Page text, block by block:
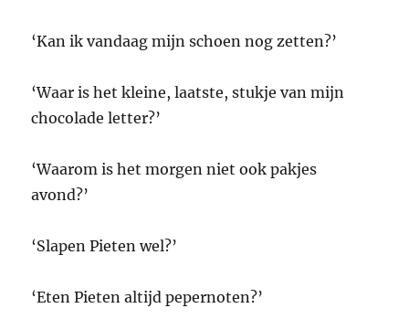
‘Kan ik vandaag mijn schoen nog zetten?’
‘Waar is het kleine, laatste, stukje van mijn
chocolade letter?’
‘Waarom is het morgen niet ook pakjes
avond?’
‘Slapen Pieten wel?’
‘Eten Pieten altijd pepernoten?’